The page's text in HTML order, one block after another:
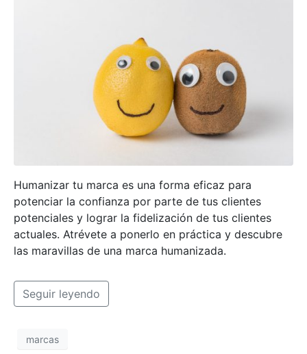
Humanizar tu marca es una forma eficaz para
potenciar la confianza por parte de tus clientes
potenciales y lograr la fidelización de tus clientes
actuales. Atrévete a ponerlo en práctica y descubre
las maravillas de una marca humanizada.
Seguir leyendo
marcas